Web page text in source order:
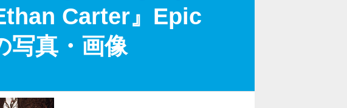
Carter』Epic
写真・画像